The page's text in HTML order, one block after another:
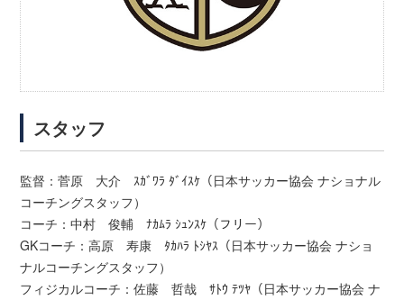
スタッフ
監督：菅原 大介 ｽｶﾞﾜﾗ ﾀﾞｲｽｹ（日本サッカー協会 ナショナル
コーチングスタッフ）
コーチ：中村 俊輔 ﾅｶﾑﾗ ｼｭﾝｽｹ（フリー）
GKコーチ：高原 寿康 ﾀｶﾊﾗ ﾄｼﾔｽ（日本サッカー協会 ナショ
ナルコーチングスタッフ）
フィジカルコーチ：佐藤 哲哉 ｻﾄｳ ﾃﾂﾔ（日本サッカー協会 ナ